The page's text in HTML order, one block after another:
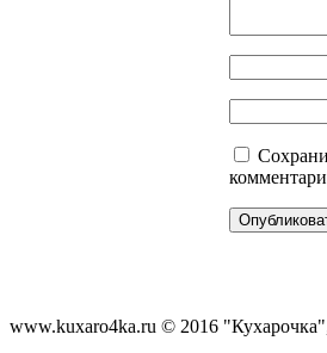
www.kuxaro4ka.ru © 2016